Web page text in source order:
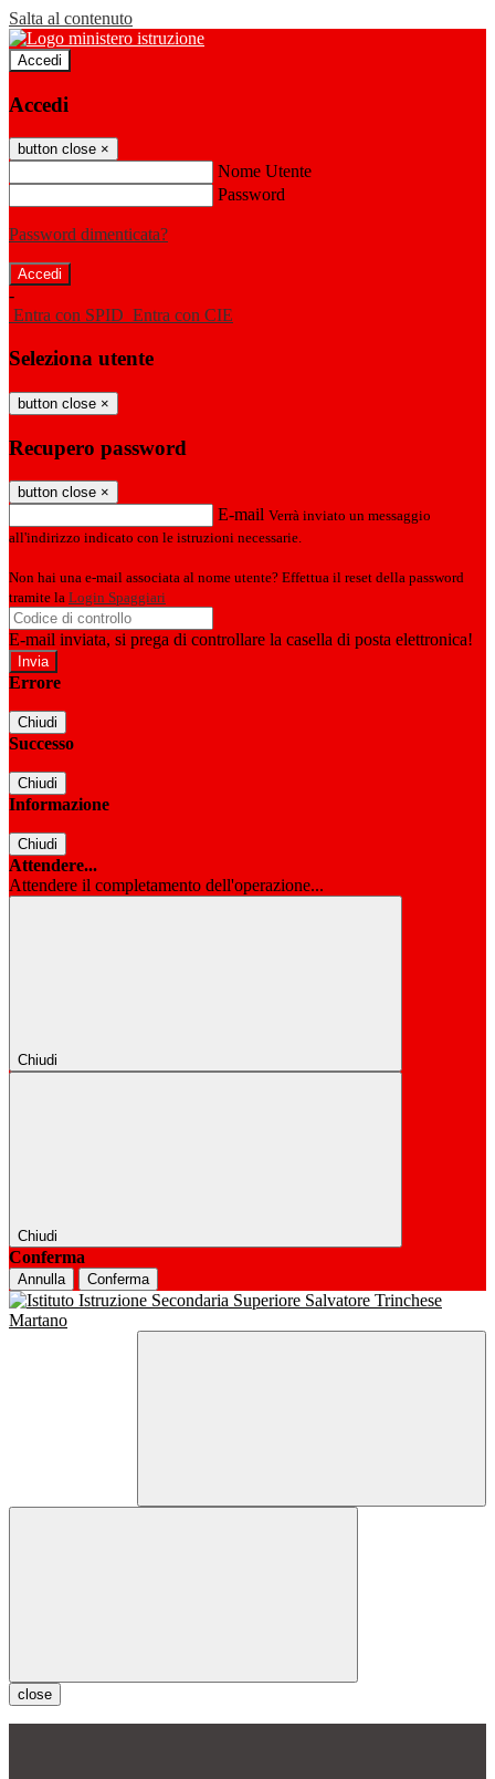
Salta al contenuto
Accedi
Accedi
button close ×
Nome Utente
Password
Password dimenticata?
-
Entra con SPID Entra con CIE
Seleziona utente
button close ×
Recupero password
button close ×
E-mail Verrà inviato un messaggio
all'indirizzo indicato con le istruzioni necessarie.
Non hai una e-mail associata al nome utente? Effettua il reset della password
tramite la Login Spaggiari
E-mail inviata, si prega di controllare la casella di posta elettronica!
Errore
Chiudi
Successo
Chiudi
Informazione
Chiudi
Attendere...
Attendere il completamento dell'operazione...
Chiudi
Chiudi
Conferma
Annulla Conferma
close